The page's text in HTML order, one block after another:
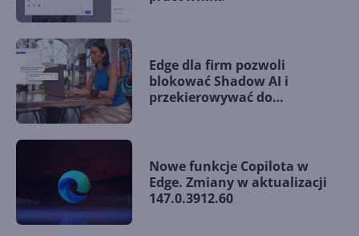
Edge dla firm pozwoli
blokować Shadow AI i
przekierowywać do
Nowe funkcje Copilota w
Edge. Zmiany w aktualizacji
147.0.3912.60